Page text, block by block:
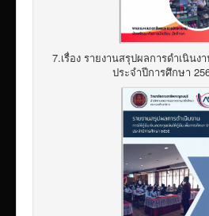
7.เรื่อง รายงานสรุปผลการดำเนินง
ประจำปีการศึกษา